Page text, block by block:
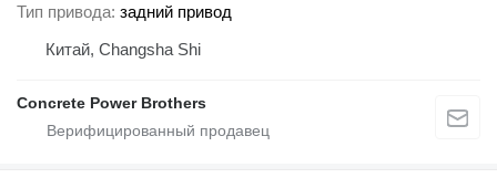
Тип привода задний привод
Китай, Changsha Shi
Concrete Power Brothers